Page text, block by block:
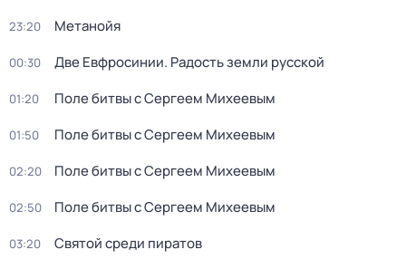
23:20 Метанойя
00:30 Две Евфросинии. Радость земли русской
01:20 Поле битвы c Сергеем Mихеевым
01:50 Поле битвы c Сергеем Mихеевым
02:20 Поле битвы c Сергеем Mихеевым
02:50 Поле битвы c Сергеем Mихеевым
03:20 Святой среди пиратов